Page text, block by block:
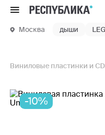
Меню
Москва дыши
Виниловые пластинки и CD
-10%